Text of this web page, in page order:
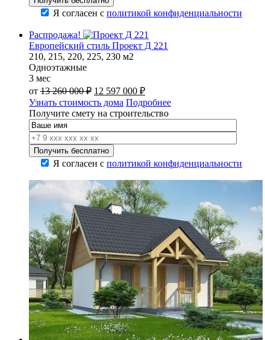
Я согласен с политикой конфиденциальности
Распродажа!
Европейский стиль Проект Д 221
210, 215, 220, 225, 230 м2
Одноэтажные
3 мес
от 13 260 000₽ Первоначальная
цена
составляла
13
260
000 ₽.
12 597 000 ₽Текущая
цена:
12
597
000 ₽.
Узнать стоимость дома Подробнее
Получите смету на строительство
Я согласен с политикой конфиденциальности